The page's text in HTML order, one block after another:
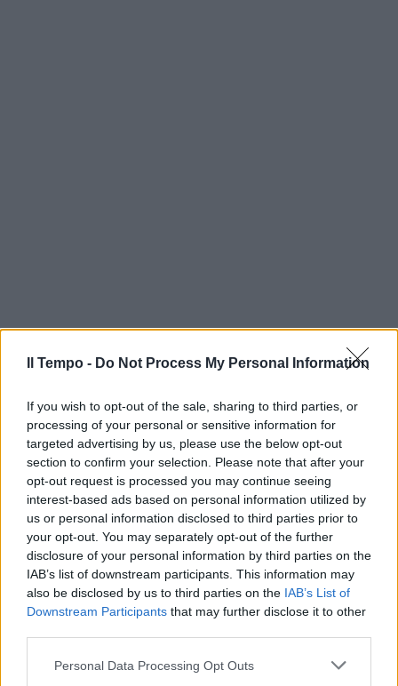
Il Tempo - Do Not Process My Personal Information
If you wish to opt-out of the sale, sharing to third parties, or
processing of your personal or sensitive information for
targeted advertising by us, please use the below opt-out
section to confirm your selection. Please note that after your
opt-out request is processed you may continue seeing
interest-based ads based on personal information utilized by
us or personal information disclosed to third parties prior to
your opt-out. You may separately opt-out of the further
disclosure of your personal information by third parties on the
IAB’s list of downstream participants. This information may
also be disclosed by us to third parties on the IAB’s List of
Downstream Participants that may further disclose it to other
Personal Data Processing Opt Outs